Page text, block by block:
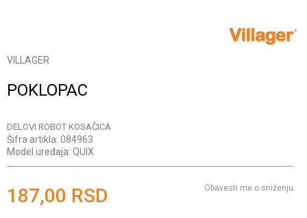
VILLAGER
POKLOPAC
DELOVI ROBOT KOSAČICA
Šifra artikla: 084963
Model uređaja: QUIX
187,00 RSD Obavesti me o sniženju